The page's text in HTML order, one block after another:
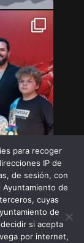
para recoger
IP de
de sesión, con
de
cuyas
de
si acepta
por internet,